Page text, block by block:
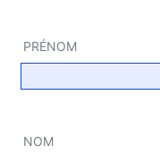
PRÉ­NOM
NOM